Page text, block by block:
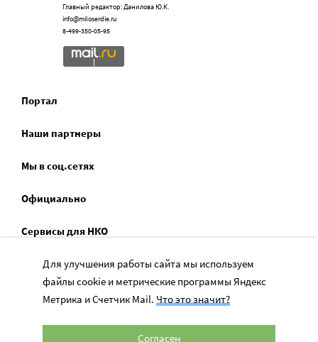
Главный редактор: Данилова Ю.К.
info@miloserdie.ru
8-499-350-05-95
Портал
Наши партнеры
Мы в соц.сетях
Официально
Сервисы для НКО
Спецпроекты
Социальное служение
Для улучшения работы сайта мы используем
файлы cookie и метрические программы Яндекс
Метрика и Счетчик Mail. Что это значит?
Согласен